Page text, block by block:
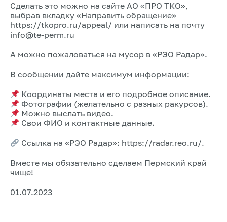
Сделать это можно на сайте АО «ПРО ТКО»,
выбрав вкладку «Направить обращение»
https://tkopro.ru/appeal/ или написать на почту
info@te-perm.ru
А можно пожаловаться на мусор в «РЭО Радар».
В сообщении дайте максимум информации:
Координаты места и его подробное описание.
Фотографии (желательно с разных ракурсов).
Можно выслать видео.
Свои ФИО и контактные данные.
Ссылка на «РЭО Радар»: https://radar.reo.ru/.
Вместе мы обязательно сделаем Пермский край
чище!
01.07.2023